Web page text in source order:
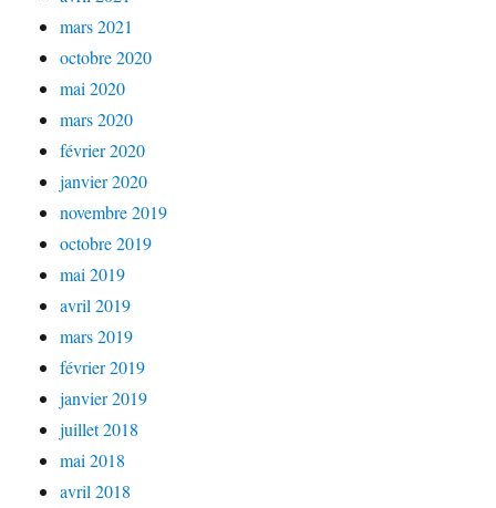
mars 2021
octobre 2020
mai 2020
mars 2020
février 2020
janvier 2020
novembre 2019
octobre 2019
mai 2019
avril 2019
mars 2019
février 2019
janvier 2019
juillet 2018
mai 2018
avril 2018